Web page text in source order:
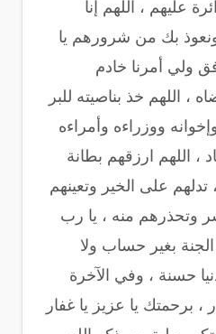
عليهم ، اللهم إنا
بك من شرورهم يا
ولي أمرنا خادم
، اللهم خذ بناصيته للبر
ووزراءه وأمراءه
، اللهم ارزقهم بطانة
على الخير وتعينهم
وتحذرهم منه ، يا رب
الجنة بغير حساب ولا
حسنة ، وفي الآخرة
، برحمتك يا عزيز يا غفار